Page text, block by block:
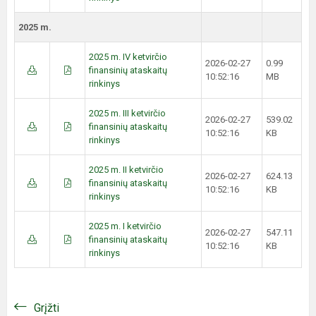
2025 m.
2025 m. IV ketvirčio
finansinių ataskaitų
rinkinys
2026-02-27
10:52:16
0.99
MB
2025 m. III ketvirčio
finansinių ataskaitų
rinkinys
2026-02-27
10:52:16
539.02
KB
2025 m. II ketvirčio
finansinių ataskaitų
rinkinys
2026-02-27
10:52:16
624.13
KB
2025 m. I ketvirčio
finansinių ataskaitų
rinkinys
2026-02-27
10:52:16
547.11
KB
Grįžti